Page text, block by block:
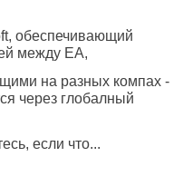
обеспечивающий
между ЕА,
на разных компах -
через глобалный
если что...